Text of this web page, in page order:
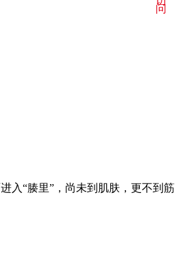
问
入“腠里”，尚未到肌肤，更不到筋